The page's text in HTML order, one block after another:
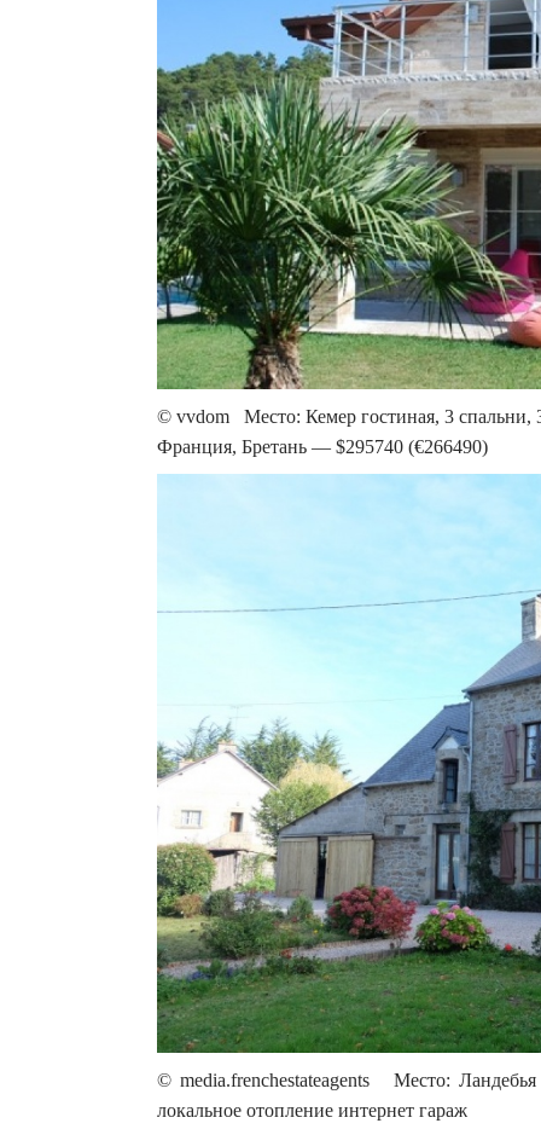
© vvdom Место: Кемер гостиная, 3 спальни,
Франция, Бретань — $295740 (€266490)
© media.frenchestateagents Место:
локальное отопление интернет гараж